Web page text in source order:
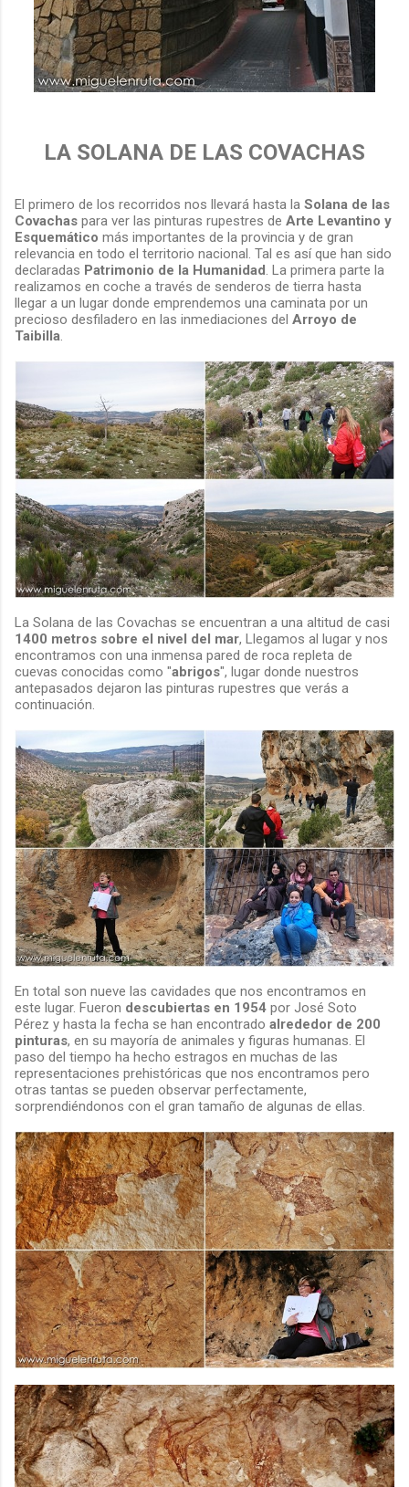
LA SOLANA DE LAS COVACHAS
El primero de los recorridos nos llevará hasta la Solana de las
Covachas para ver las pinturas rupestres de Arte Levantino y
Esquemático más importantes de la provincia y de gran
relevancia en todo el territorio nacional. Tal es así que han sido
declaradas Patrimonio de la Humanidad. La primera parte la
realizamos en coche a través de senderos de tierra hasta
llegar a un lugar donde emprendemos una caminata por un
precioso desfiladero en las inmediaciones del Arroyo de
Taibilla.
La Solana de las Covachas se encuentran a una altitud de casi
1400 metros sobre el nivel del mar, Llegamos al lugar y nos
encontramos con una inmensa pared de roca repleta de
cuevas conocidas como "abrigos", lugar donde nuestros
antepasados dejaron las pinturas rupestres que verás a
continuación.
En total son nueve las cavidades que nos encontramos en
este lugar. Fueron descubiertas en 1954 por José Soto
Pérez y hasta la fecha se han encontrado alrededor de 200
pinturas, en su mayoría de animales y figuras humanas. El
paso del tiempo ha hecho estragos en muchas de las
representaciones prehistóricas que nos encontramos pero
otras tantas se pueden observar perfectamente,
sorprendiéndonos con el gran tamaño de algunas de ellas.